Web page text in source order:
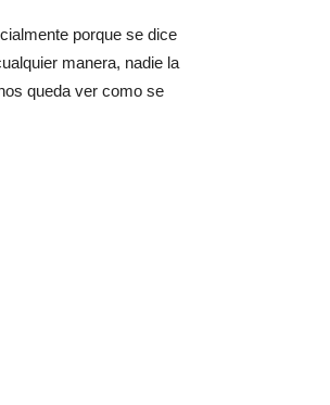
porque se dice
manera, nadie la
queda ver como se